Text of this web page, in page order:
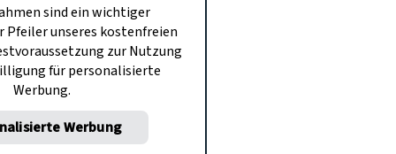
Addieren und Interpretieren.
sind ein wichtiger
unseres kostenfreien
zur Nutzung
für personalisierte
Werbung.
Werbung